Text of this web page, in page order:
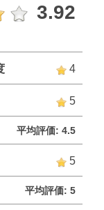
3.92
4
5
平均評価: 4.5
5
平均評価: 5